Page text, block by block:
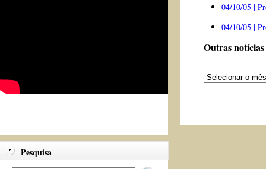
Pesquisa
04/10/05 |
04/10/05 |
Outras notícias